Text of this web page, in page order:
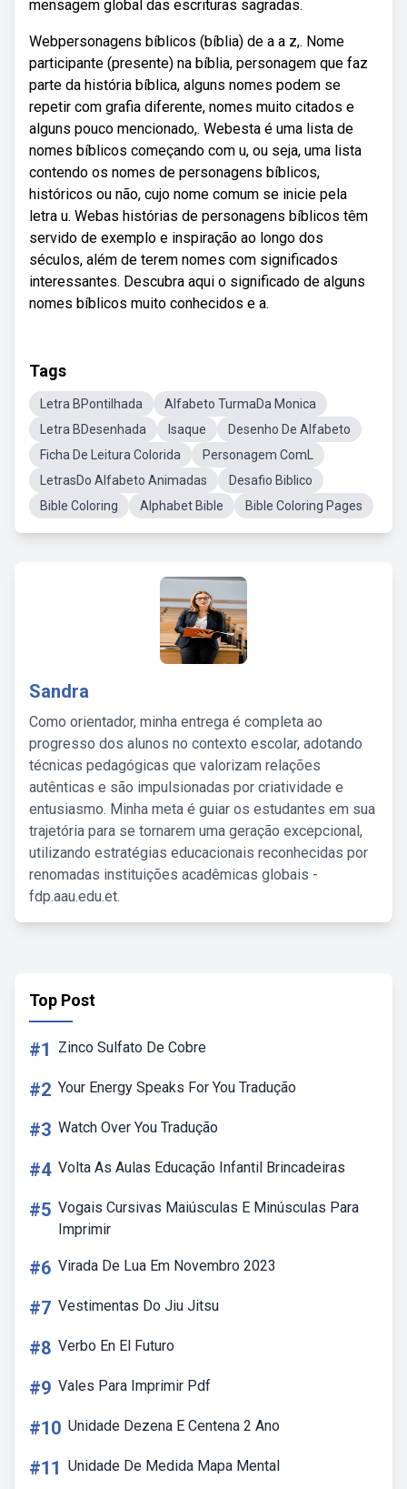
mensagem global das escrituras sagradas.
Webpersonagens bíblicos (bíblia) de a a z,. Nome
participante (presente) na bíblia, personagem que faz
parte da história bíblica, alguns nomes podem se
repetir com grafia diferente, nomes muito citados e
alguns pouco mencionado,. Webesta é uma lista de
nomes bíblicos começando com u, ou seja, uma lista
contendo os nomes de personagens bíblicos,
históricos ou não, cujo nome comum se inicie pela
letra u. Webas histórias de personagens bíblicos têm
servido de exemplo e inspiração ao longo dos
séculos, além de terem nomes com significados
interessantes. Descubra aqui o significado de alguns
nomes bíblicos muito conhecidos e a.
Tags
Letra BPontilhada
Alfabeto TurmaDa Monica
Letra BDesenhada
Isaque
Desenho De Alfabeto
Ficha De Leitura Colorida
Personagem ComL
LetrasDo Alfabeto Animadas
Desafio Biblico
Bible Coloring
Alphabet Bible Bible Coloring Pages
Sandra
Como orientador, minha entrega é completa ao
progresso dos alunos no contexto escolar, adotando
técnicas pedagógicas que valorizam relações
autênticas e são impulsionadas por criatividade e
entusiasmo. Minha meta é guiar os estudantes em sua
trajetória para se tornarem uma geração excepcional,
utilizando estratégias educacionais reconhecidas por
renomadas instituições acadêmicas globais -
fdp.aau.edu.et.
Top Post
#1 Zinco Sulfato De Cobre
#2 Your Energy Speaks For You Tradução
#3 Watch Over You Tradução
#4 Volta As Aulas Educação Infantil Brincadeiras
#5 Vogais Cursivas Maiúsculas E Minúsculas Para
Imprimir
#6 Virada De Lua Em Novembro 2023
#7 Vestimentas Do Jiu Jitsu
#8 Verbo En El Futuro
#9 Vales Para Imprimir Pdf
#10 Unidade Dezena E Centena 2 Ano
#11 Unidade De Medida Mapa Mental